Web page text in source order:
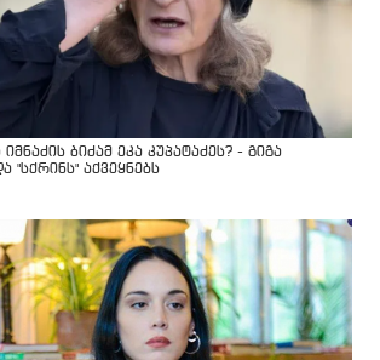
ბიძამ ეკა კუპატაძეს? - გიგა
"სქრინს" აქვეყნებს